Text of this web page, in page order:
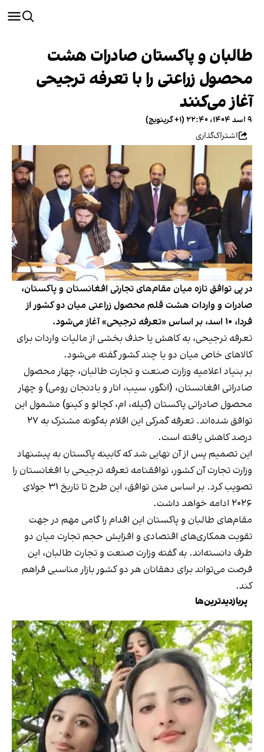
طالبان و پاکستان صادرات هشت
محصول زراعتی را با تعرفه ترجیحی
آغاز می‌کنند
۹ اسد ۱۴۰۴، ۲۲:۴۰ (‎+۱ گرینویچ)
اشتراک‌گذاری
در پی توافق تازه میان مقام‌های تجارتی افغانستان و پاکستان،
صادرات و واردات هشت قلم محصول زراعتی میان دو کشور از
فردا، ۱۰ اسد، بر اساس «تعرفه ترجیحی» آغاز می‌شود.
تعرفه ترجیحی، به کاهش یا حذف بخشی از مالیات واردات برای
کالاهای خاص میان دو یا چند کشور گفته می‌شود.
بر بنیاد اعلامیه‌ وزارت صنعت و تجارت طالبان، چهار محصول
صادراتی افغانستان، (انگور، سیب، انار و بادنجان رومی) و چهار
محصول صادراتی پاکستان (کیله، ام، کچالو و کینو) مشمول این
توافق شده‌اند. تعرفه گمرکی این اقلام به‌گونه‌ مشترک به ۲۷
درصد کاهش یافته است.
این تصمیم پس از آن نهایی شد که کابینه پاکستان به پیشنهاد
وزارت تجارت آن کشور، توافقنامه تعرفه ترجیحی با افغانستان را
تصویب کرد. بر اساس متن توافق، این طرح تا تاریخ ۳۱ جولای
۲۰۲۶ ادامه خواهد داشت.
مقام‌های طالبان و پاکستان این اقدام را گامی مهم در جهت
تقویت همکاری‌های اقتصادی و افزایش حجم تجارت میان دو
طرف دانسته‌اند. به گفته وزارت صنعت و تجارت طالبان، این
فرصت می‌تواند برای دهقانان هر دو کشور بازار مناسبی فراهم
کند.
پربازدیدترین‌ها